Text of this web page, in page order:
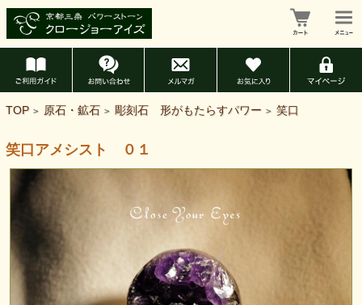
TOP > 原石・鉱石 > 彫刻石 形がもたらすパワー > 笑口
笑口アメシスト ０１